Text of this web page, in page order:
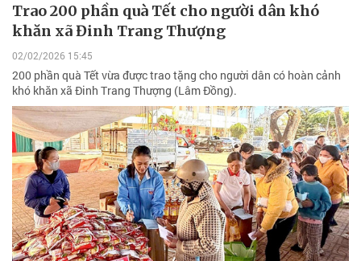
Trao 200 phần quà Tết cho người dân khó
khăn xã Đinh Trang Thượng
02/02/2026 15:45
200 phần quà Tết vừa được trao tặng cho người dân có hoàn cảnh
khó khăn xã Đinh Trang Thượng (Lâm Đồng).